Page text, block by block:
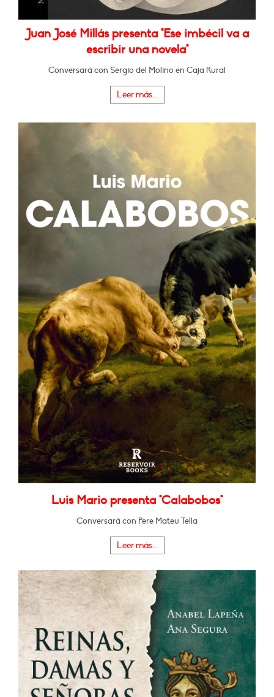
Juan José Millás presenta "Ese imbécil va a
escribir una novela"
Conversará con Sergio del Molino en Caja Rural
Leer más...
Luis Mario presenta "Calabobos"
Conversará con Pere Mateu Tella
Leer más...